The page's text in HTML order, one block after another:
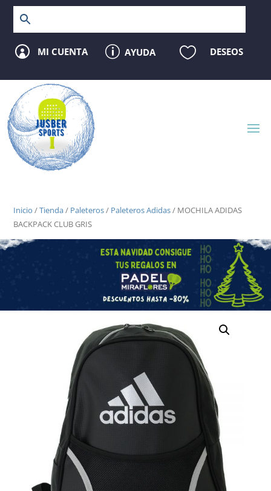
 MI CUENTA p AYUDA  DESEOS
Inicio /Tienda/ Paleteros/ Paleteros Adidas/ MOCHILA ADIDAS
BACKPACK CLUB GRIS